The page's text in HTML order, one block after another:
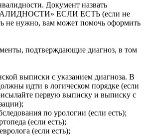
Документ назвать
ЕСЛИ ЕСТЬ (если не
не нужно, вам может помочь оформить
подтверждающие диагноз, в том
выписки с указанием диагноза. В
идти в логическом порядке (если
первую выписку и выписку с
по урологии (если есть);
(если есть);
(если есть);